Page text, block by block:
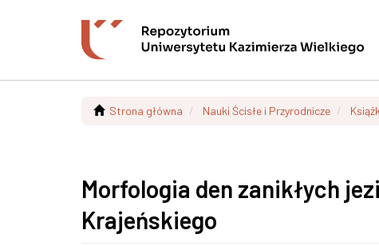
Strona główna Nauki Ścisłe i Przyrodnicze
Morfologia den zanikłych
Krajeńskiego